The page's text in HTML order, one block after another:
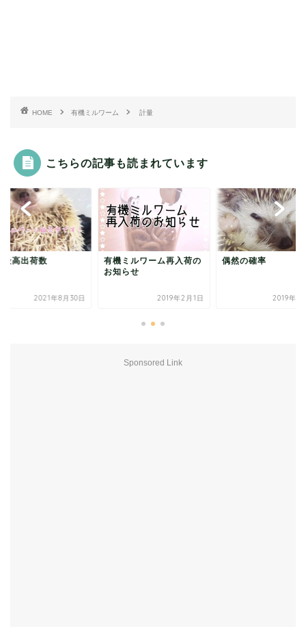
HOME 有機ミルワーム 計量
こちらの記事も読まれています
最高出荷数
2021年8月30日
有機ミルワーム再入荷の
お知らせ
2019年2月1日
偶然の確率
2019年11
Sponsored Link